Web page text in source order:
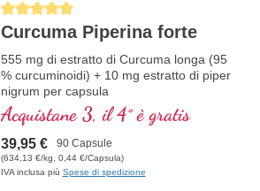
Average rating of 5 out of 5 stars
Curcuma Piperina forte
555 mg di estratto di Curcuma longa (95
% curcuminoidi) + 10 mg estratto di piper
nigrum per capsula
Acquistane 3, il 4° è gratis
39,95 € 90 Capsule
(634,13 €/kg, 0,44 €/Capsula)
IVA inclusa più Spese di spedizione